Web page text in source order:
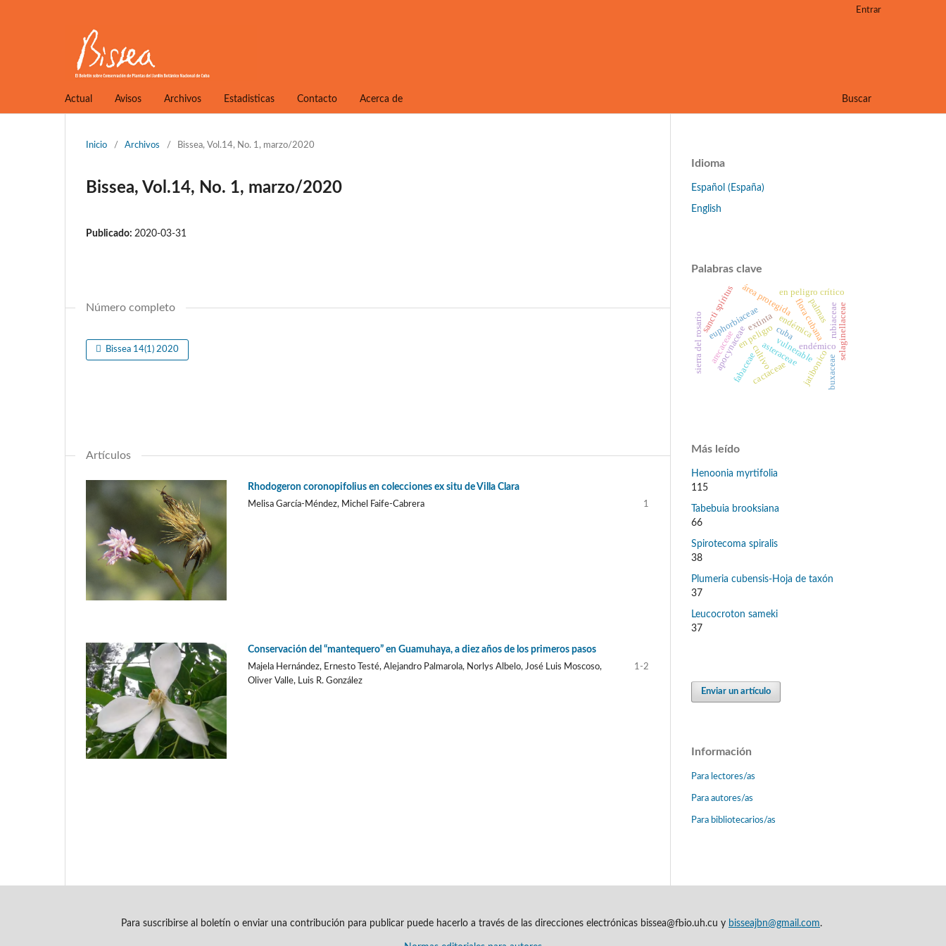
Actual Avisos Archivos Estadisticas Contacto Acerca de Buscar
Entrar
Inicio / Archivos / Bissea, Vol.14, No. 1, marzo/2020
Bissea, Vol.14, No. 1, marzo/2020
Publicado: 2020-03-31
Número completo
Bissea 14(1) 2020
Artículos
Rhodogeron coronopifolius en colecciones ex situ de Villa Clara
Melisa García-Méndez, Michel Faife-Cabrera 1
Conservación del “mantequero” en Guamuhaya, a diez años de los primeros pasos
Majela Hernández, Ernesto Testé, Alejandro Palmarola, Norlys Albelo, José Luis Moscoso,
Oliver Valle, Luis R. González
1-2
Idioma
Español (España)
English
Palabras clave
asteraceaeendémico
flora cubana
en peligro
euphorbiaceae endémica
en peligro crítico
apocynaceae vulnerable
arecaceae cultivo
fabaceae jatibonico
sancti spíritus área protegida
sierra del rosario selaginellaceae
cactaceae buxaceae
palmas
cuba rubiaceae
extinta
Más leído
Henoonia myrtifolia
115
Tabebuia brooksiana
66
Spirotecoma spiralis
38
Plumeria cubensis-Hoja de taxón
37
Leucocroton sameki
37
Enviar un artículo
Información
Para lectores/as
Para autores/as
Para bibliotecarios/as
Para suscribirse al boletín o enviar una contribución para publicar puede hacerlo a través de las direcciones electrónicas bissea@fbio.uh.cu y bisseajbn@gmail.com.